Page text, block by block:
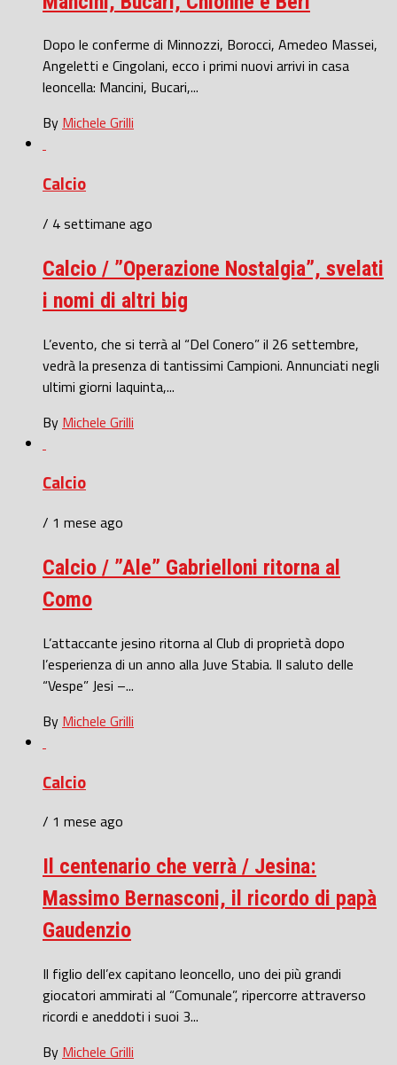
Dopo le conferme di Minnozzi, Borocci, Amedeo Massei,
Angeletti e Cingolani, ecco i primi nuovi arrivi in casa
leoncella: Mancini, Bucari,...
By Michele Grilli
Calcio
/ 4 settimane ago
Calcio / ”Operazione Nostalgia”, svelati
i nomi di altri big
L’evento, che si terrà al “Del Conero” il 26 settembre,
vedrà la presenza di tantissimi Campioni. Annunciati negli
ultimi giorni Iaquinta,...
By Michele Grilli
Calcio
/ 1 mese ago
Calcio / ”Ale” Gabrielloni ritorna al
Como
L’attaccante jesino ritorna al Club di proprietà dopo
l’esperienza di un anno alla Juve Stabia. Il saluto delle
“Vespe” Jesi –...
By Michele Grilli
Calcio
/ 1 mese ago
Il centenario che verrà / Jesina:
Massimo Bernasconi, il ricordo di papà
Gaudenzio
Il figlio dell’ex capitano leoncello, uno dei più grandi
giocatori ammirati al “Comunale”, ripercorre attraverso
ricordi e aneddoti i suoi 3...
By Michele Grilli